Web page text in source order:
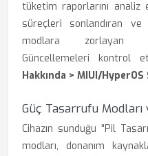
tüketim raporlarını
süreçleri sonlandıran
modlara zorlayan
Güncellemeleri kontrol
Hakkında > MIUI/
Güç Tasarrufu Modları
Cihazın sunduğu "Pil
modları, donanım